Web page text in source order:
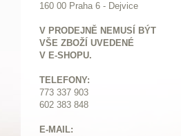
160 00 Praha 6 - Dejvice
V PRODEJNĚ NEMUSÍ BÝT
VŠE ZBOŽÍ UVEDENÉ
V E-SHOPU.
TELEFONY:
773 337 903
602 383 848
E-MAIL: